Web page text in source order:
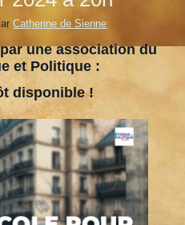
Catherine de Sienne
une association du
et Politique :
disponible !